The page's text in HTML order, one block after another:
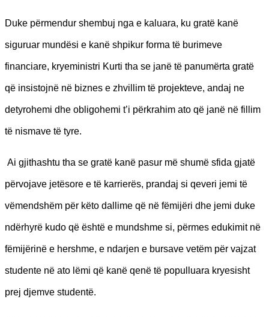
Duke përmendur shembuj nga e kaluara, ku gratë kanë
siguruar mundësi e kanë shpikur forma të burimeve
financiare, kryeministri Kurti tha se janë të panumërta gratë
që insistojnë në biznes e zhvillim të projekteve, andaj ne
detyrohemi dhe obligohemi t’i përkrahim ato që janë në fillim
të nismave të tyre.
Ai gjithashtu tha se gratë kanë pasur më shumë sfida gjatë
përvojave jetësore e të karrierës, prandaj si qeveri jemi të
vëmendshëm për këto dallime që në fëmijëri dhe jemi duke
ndërhyrë kudo që është e mundshme si, përmes edukimit në
fëmijërinë e hershme, e ndarjen e bursave vetëm për vajzat
studente në ato lëmi që kanë qenë të populluara kryesisht
prej djemve studentë.